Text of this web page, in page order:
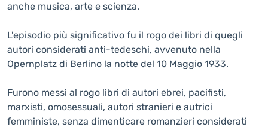
anche musica, arte e scienza.
L'episodio più significativo fu il rogo dei libri di quegli
autori considerati anti-tedeschi, avvenuto nella
Opernplatz di Berlino la notte del 10 Maggio 1933.
Furono messi al rogo libri di autori ebrei, pacifisti,
marxisti, omosessuali, autori stranieri e autrici
femministe, senza dimenticare romanzieri considerati